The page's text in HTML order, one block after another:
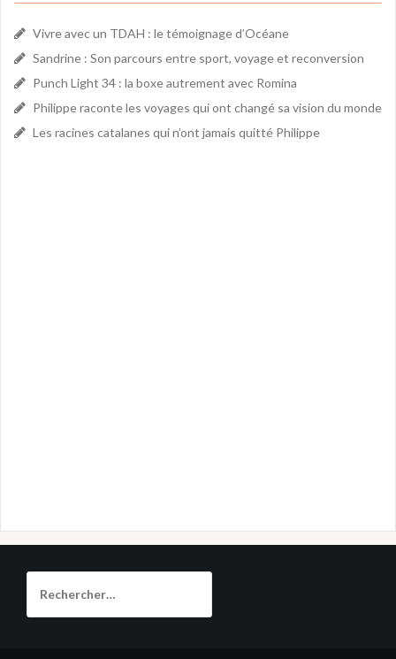
Vivre avec un TDAH : le témoignage d’Océane
Sandrine : Son parcours entre sport, voyage et reconversion
Punch Light 34 : la boxe autrement avec Romina
Philippe raconte les voyages qui ont changé sa vision du monde
Les racines catalanes qui n’ont jamais quitté Philippe